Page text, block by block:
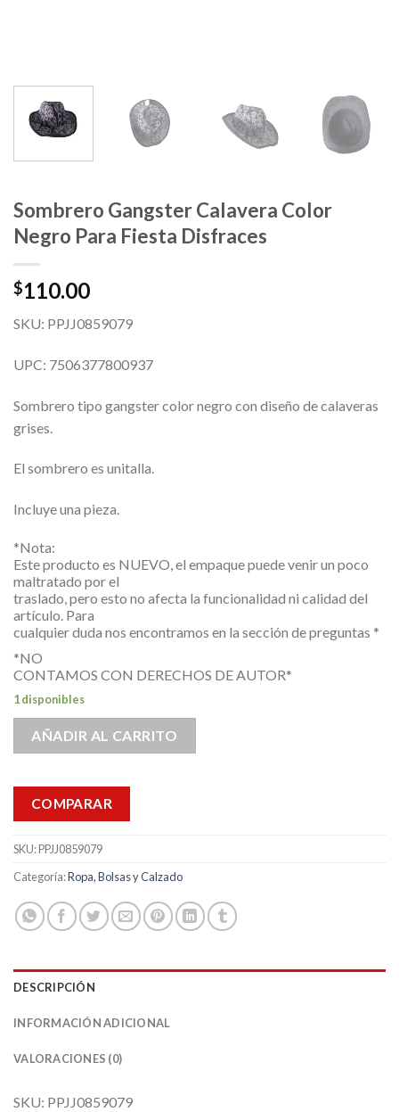
Sombrero Gangster Calavera Color
Negro Para Fiesta Disfraces
$110.00
SKU: PPJJ0859079
UPC: 7506377800937
Sombrero tipo gangster color negro con diseño de calaveras
grises.
El sombrero es unitalla.
Incluye una pieza.
*Nota:
Este producto es NUEVO, el empaque puede venir un poco
maltratado por el
traslado, pero esto no afecta la funcionalidad ni calidad del
artículo. Para
cualquier duda nos encontramos en la sección de preguntas *
*NO
CONTAMOS CON DERECHOS DE AUTOR*
1 disponibles
AÑADIR AL CARRITO
COMPARAR
SKU:PPJJ0859079
Categoría:Ropa, Bolsas y Calzado
DESCRIPCIÓN
INFORMACIÓN ADICIONAL
VALORACIONES (0)
SKU: PPJJ0859079